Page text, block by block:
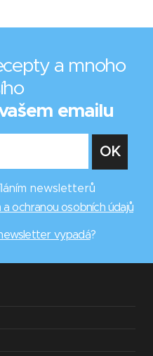
a mnoho
emailu
newsletterů
a ochranou osobních údajů
vypadá?